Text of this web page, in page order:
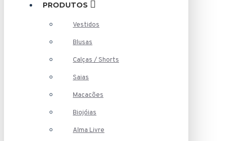
PRODUTOS
Vestidos
Blusas
Calças / Shorts
Saias
Macacões
Biojóias
Alma Livre